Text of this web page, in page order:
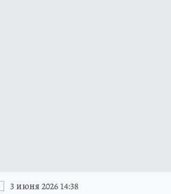
3 июня 2026 14:38